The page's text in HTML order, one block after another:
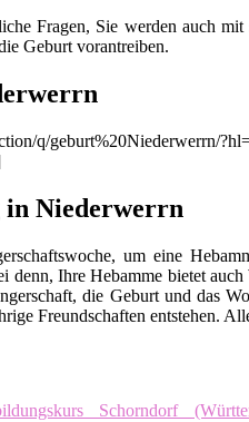
Fragen, Sie werden auch
Geburt vorantreiben.
q/geburt%20Niederwerrn/
in Niederwerrn
um eine
denn, Ihre Hebamme bietet
die Geburt und das
Freundschaften entstehen.
Schorndorf